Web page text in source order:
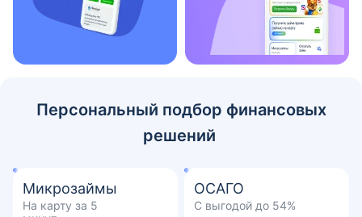
Персональный подбор финансовых
решений
Микрозаймы
На карту за 5
ОСАГО
С выгодой до 54%